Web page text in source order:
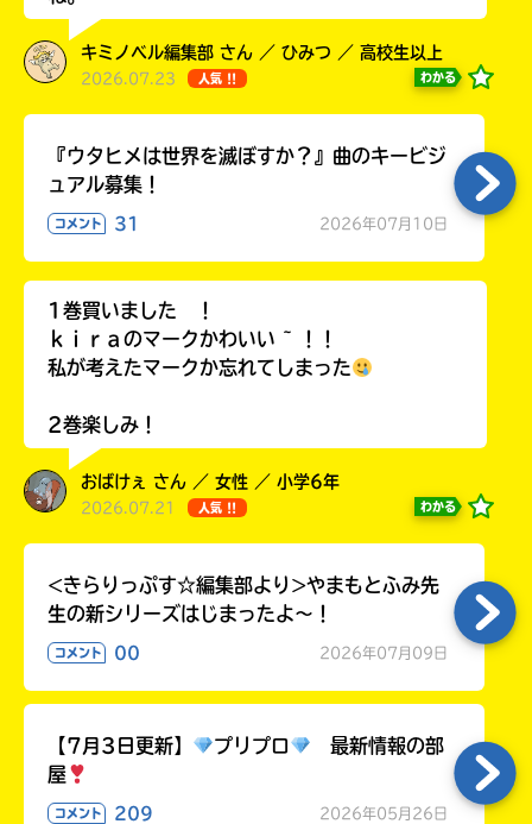
キミノベル編集部 さん ／ ひみつ ／ 高校生以上
2026.07.23 人気 !! わかる
『ウタヒメは世界を滅ぼすか？』曲のキービジ
ュアル募集！
コメント 31 2026年07月10日
1巻買いました ！
ｋｉｒａのマークかわいい ~ ！！
私が考えたマークか忘れてしまった
2巻楽しみ！
おばけぇ さん ／ 女性 ／ 小学6年
2026.07.21 人気 !! わかる
<きらりっぷす☆編集部より>やまもとふみ先
生の新シリーズはじまったよ～！
コメント 00 2026年07月09日
【7月3日更新】 プリプロ
最新情報の部
屋
コメント 209 2026年05月26日
に
ラ
ー
で、
も